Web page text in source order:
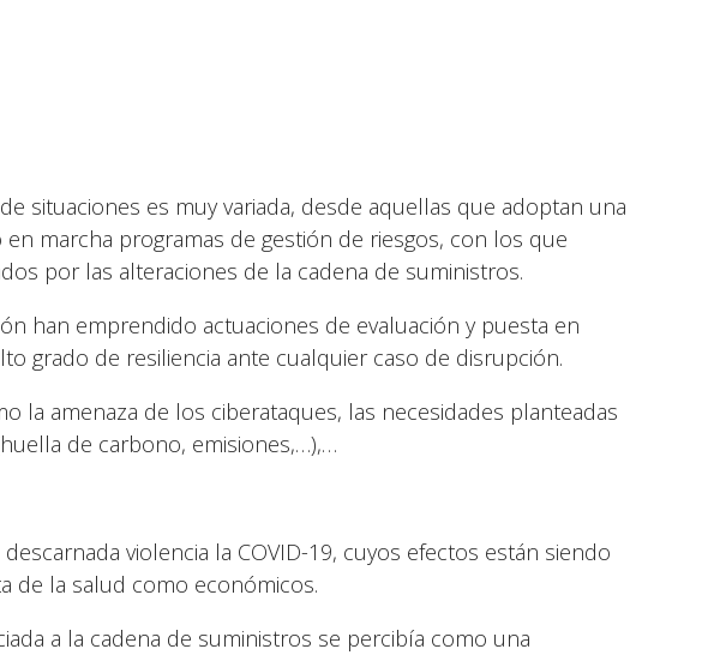
situaciones es muy variada, desde aquellas que adoptan una
marcha programas de gestión de riesgos, con los que
por las alteraciones de la cadena de suministros.
han emprendido actuaciones de evaluación y puesta en
grado de resiliencia ante cualquier caso de disrupción.
la amenaza de los ciberataques, las necesidades planteadas
de carbono, emisiones,…),…
violencia la COVID-19, cuyos efectos están siendo
de la salud como económicos.
a la cadena de suministros se percibía como una